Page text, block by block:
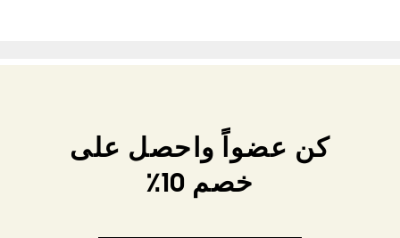
كن عضواً واحصل على
خصم 10٪